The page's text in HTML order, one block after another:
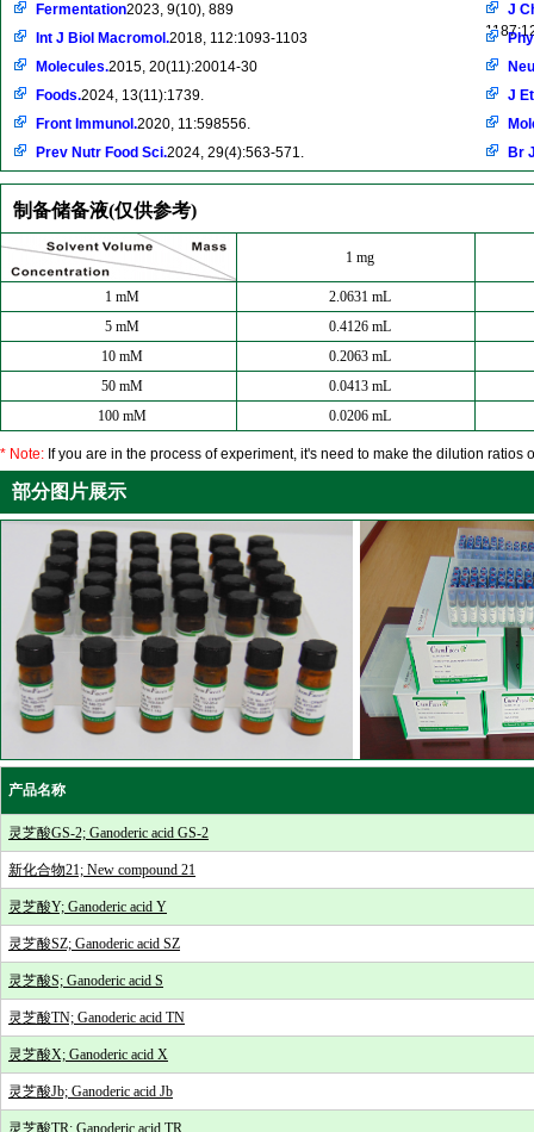
Fermentation2023, 9(10), 889
Int J Biol Macromol.2018, 112:1093-1103
Molecules.2015, 20(11):20014-30
Foods.2024, 13(11):1739.
Front Immunol.2020, 11:598556.
Prev Nutr Food Sci.2024, 29(4):563-571.
J
J
Br
制备储备液(仅供参考)
1 mg
1 mM
2.0631 mL
5 mM
0.4126 mL
10 mM
0.2063 mL
50 mM
0.0413 mL
100 mM
0.0206 mL
* Note: If you are in the process of experiment, it's need to make the dilution
部分图片展示
产品名称
灵芝酸GS-2; Ganoderic acid GS-2
新化合物21; New compound 21
灵芝酸Y; Ganoderic acid Y
灵芝酸SZ; Ganoderic acid SZ
灵芝酸S; Ganoderic acid S
灵芝酸TN; Ganoderic acid TN
灵芝酸X; Ganoderic acid X
灵芝酸Jb; Ganoderic acid Jb
灵芝酸TR; Ganoderic acid TR